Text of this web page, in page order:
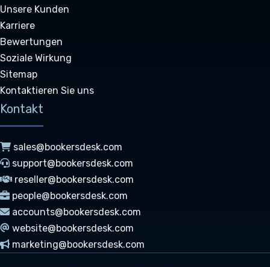
Unsere Kunden
Karriere
Bewertungen
Soziale Wirkung
Sitemap
Kontaktieren Sie uns
Kontakt
sales@bookersdesk.com
support@bookersdesk.com
reseller@bookersdesk.com
people@bookersdesk.com
accounts@bookersdesk.com
website@bookersdesk.com
marketing@bookersdesk.com